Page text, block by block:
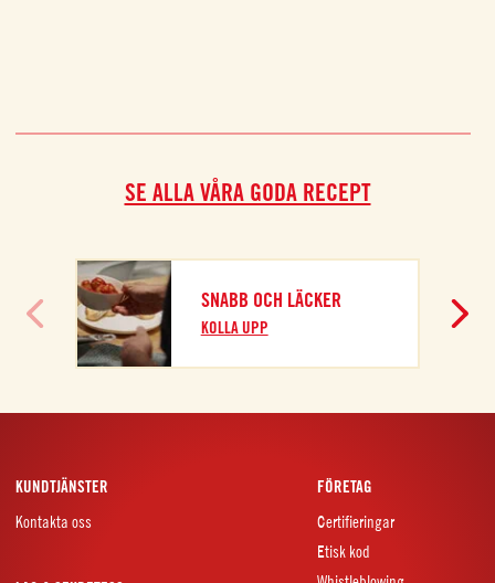
SE ALLA VÅRA GODA RECEPT
SNABB OCH LÄCKER
KOLLA UPP
KUNDTJÄNSTER
Kontakta oss
FÖRETAG
Certifieringar
Etisk kod